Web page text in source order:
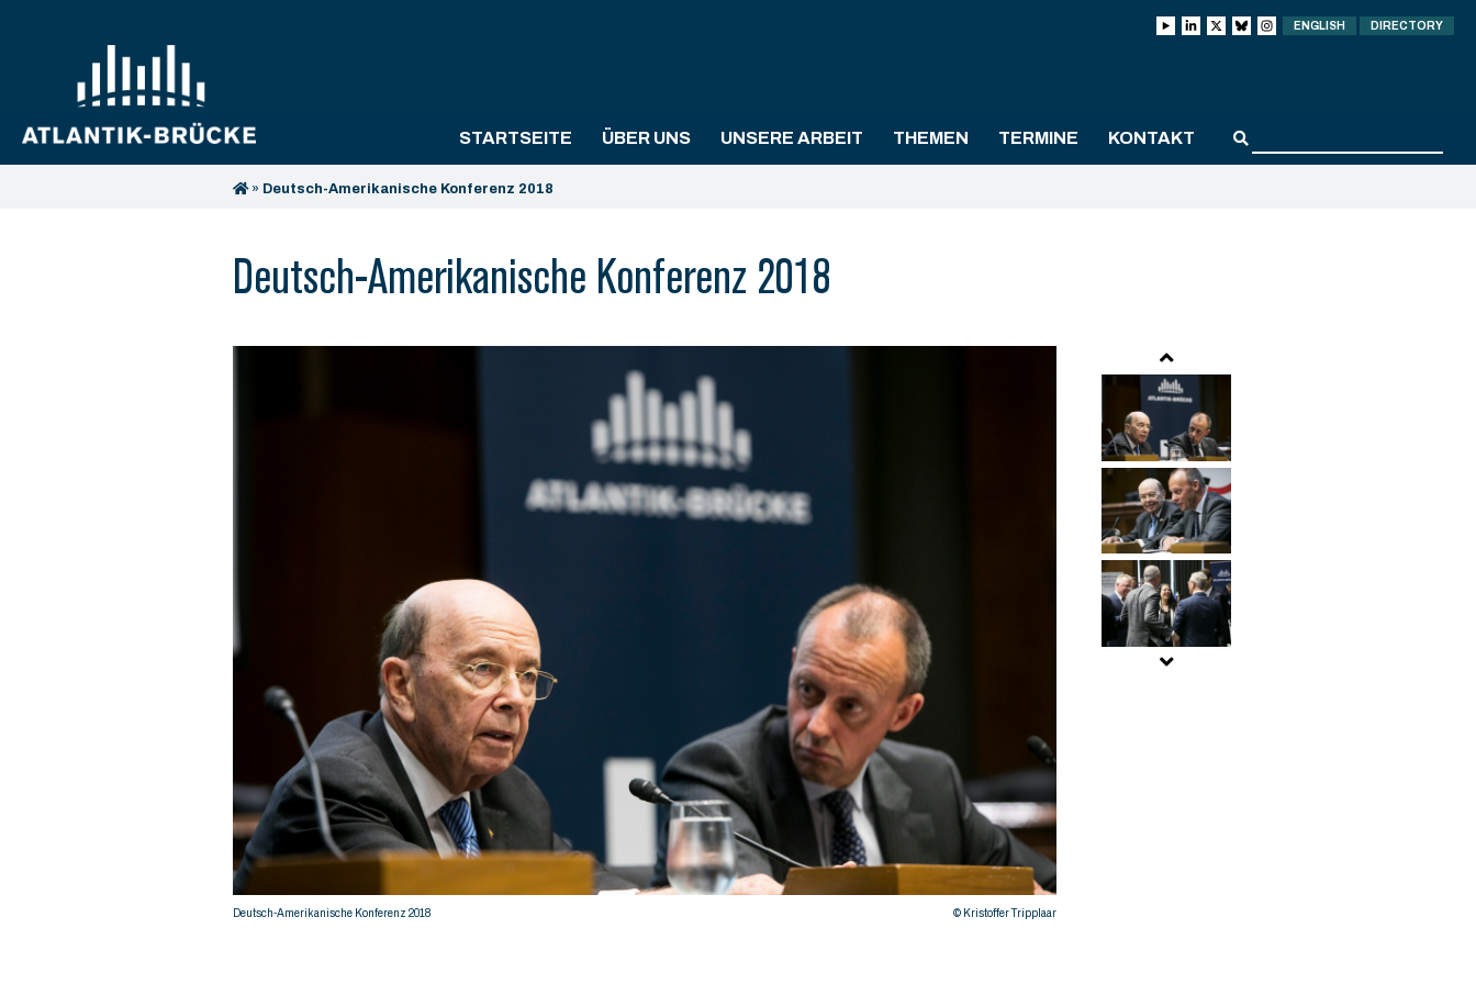
ENGLISH DIRECTORY
STARTSEITE ÜBER UNS UNSERE ARBEIT THEMEN TERMINE KONTAKT
» Deutsch-Amerikanische Konferenz 2018
Deutsch-Amerikanische Konferenz 2018
Deutsch-Amerikanische Konferenz 2018 © Kristoffer Tripplaar